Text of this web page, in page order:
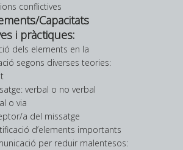
conflictives
Capacitats
i pràctiques:
dels elements en la
segons diverses teories:
verbal o no verbal
o via
a del missatge
d’elements importants
per reduir malentesos: